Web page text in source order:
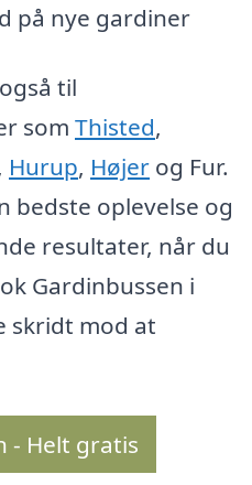
på nye gardiner
til
som Thisted,
Hurup, Højer og Fur.
bedste oplevelse og
resultater, når du
Gardinbussen i
skridt mod at
- Helt gratis